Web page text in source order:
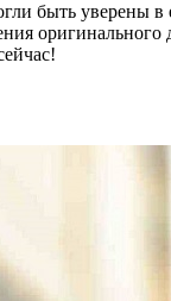
быть уверены